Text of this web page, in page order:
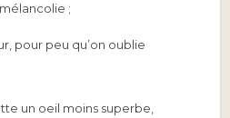
mélancolie ;
pour peu qu’on oublie
un oeil moins superbe,